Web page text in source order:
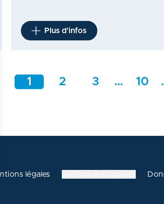
Plus d'infos
1 2 3 … 10
légales
vos Options
de confidentialité, en